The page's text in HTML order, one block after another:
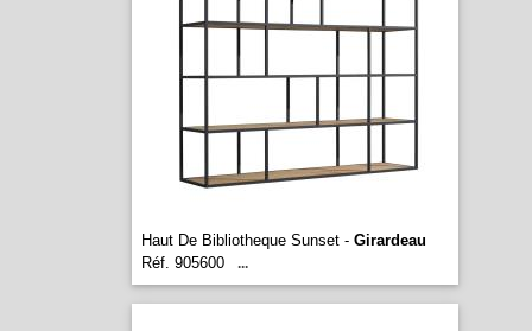
Haut De Bibliotheque Sunset - Girardeau
Réf. 905600
...